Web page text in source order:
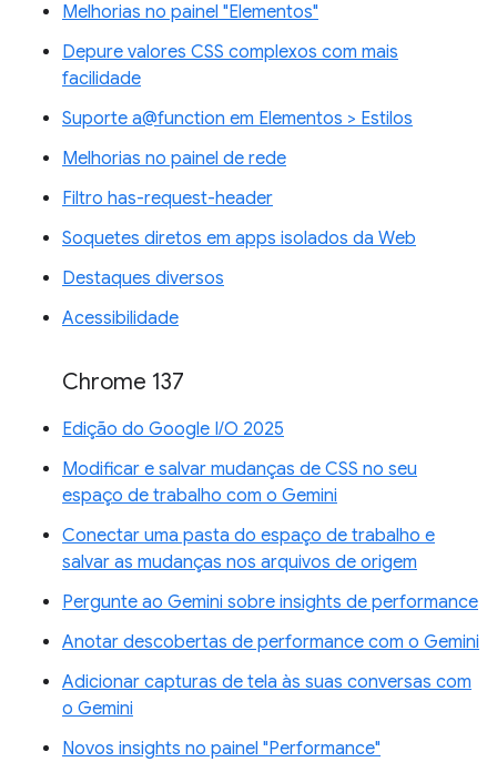
Melhorias no painel "Elementos"
Depure valores CSS complexos com mais
facilidade
Suporte a@function em Elementos > Estilos
Melhorias no painel de rede
Filtro has-request-header
Soquetes diretos em apps isolados da Web
Destaques diversos
Acessibilidade
Chrome 137
Edição do Google I/O 2025
Modificar e salvar mudanças de CSS no seu
espaço de trabalho com o Gemini
Conectar uma pasta do espaço de trabalho e
salvar as mudanças nos arquivos de origem
Pergunte ao Gemini sobre insights de performance
Anotar descobertas de performance com o Gemini
Adicionar capturas de tela às suas conversas com
o Gemini
Novos insights no painel "Performance"